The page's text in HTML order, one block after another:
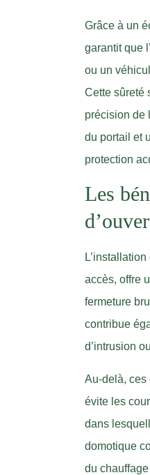
Grâce à un
garantit que
ou un
Cette sûreté
précision de
du portail et
protection
Les
accès, offre
fermeture
contribue
d’intrusion
Au-delà, ces
évite les
dans
domotique
du